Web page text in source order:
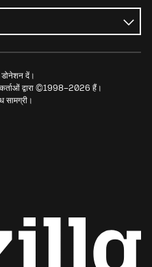
डोनेशन दें।
द्वारा ©1998–2026 हैं।